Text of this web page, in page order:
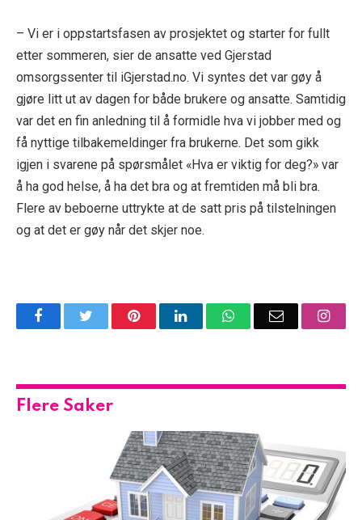
– Vi er i oppstartsfasen av prosjektet og starter for fullt
etter sommeren, sier de ansatte ved Gjerstad
omsorgssenter til iGjerstad.no. Vi syntes det var gøy å
gjøre litt ut av dagen for både brukere og ansatte. Samtidig
var det en fin anledning til å formidle hva vi jobber med og
få nyttige tilbakemeldinger fra brukerne. Det som gikk
igjen i svarene på spørsmålet «Hva er viktig for deg?» var
å ha god helse, å ha det bra og at fremtiden må bli bra.
Flere av beboerne uttrykte at de satt pris på tilstelningen
og at det er gøy når det skjer noe.
FacebookTwitter PinterestLinkedInWhatsAppEmail
Flere Saker